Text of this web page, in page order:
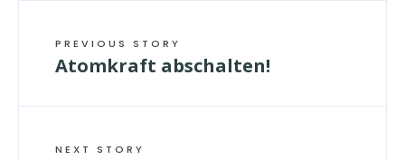
PREVIOUS STORY
Atomkraft abschalten!
NEXT STORY